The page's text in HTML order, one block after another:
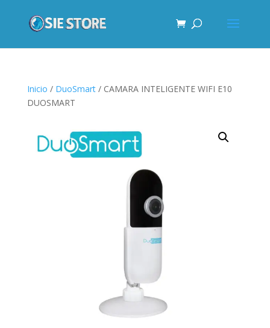
Inicio / DuoSmart/ CAMARA INTELIGENTE WIFI E10
DUOSMART